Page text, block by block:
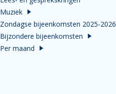
Muziek
Zondagse bijeenkomsten 2025-2026
Bijzondere bijeenkomsten
Per maand